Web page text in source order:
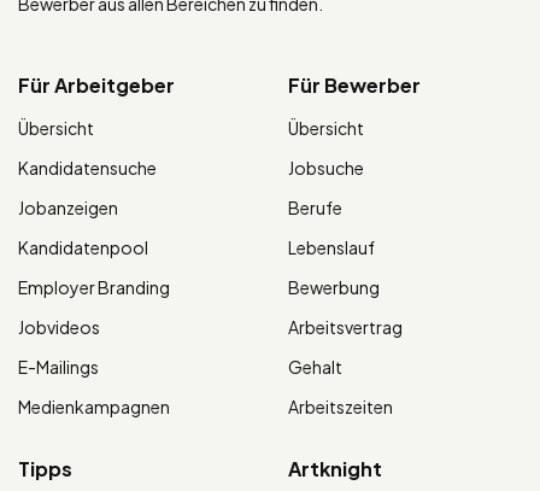
Für Arbeitgeber
Übersicht
Kandidatensuche
Jobanzeigen
Kandidatenpool
Employer Branding
Jobvideos
E-Mailings
Medienkampagnen
Für Bewerber
Übersicht
Jobsuche
Berufe
Lebenslauf
Bewerbung
Arbeitsvertrag
Gehalt
Arbeitszeiten
Tipps Artknight